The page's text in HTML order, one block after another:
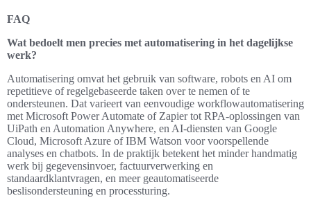
FAQ
Wat bedoelt men precies met automatisering in het dagelijkse
werk?
Automatisering omvat het gebruik van software, robots en AI om
repetitieve of regelgebaseerde taken over te nemen of te
ondersteunen. Dat varieert van eenvoudige workflowautomatisering
met Microsoft Power Automate of Zapier tot RPA-oplossingen van
UiPath en Automation Anywhere, en AI-diensten van Google
Cloud, Microsoft Azure of IBM Watson voor voorspellende
analyses en chatbots. In de praktijk betekent het minder handmatig
werk bij gegevensinvoer, factuurverwerking en
standaardklantvragen, en meer geautomatiseerde
beslisondersteuning en processturing.